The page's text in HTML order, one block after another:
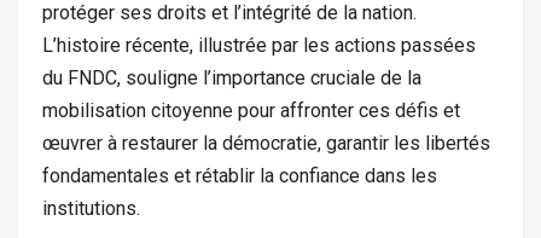
protéger ses droits et l’intégrité de la nation.
L’histoire récente, illustrée par les actions passées
du FNDC, souligne l’importance cruciale de la
mobilisation citoyenne pour affronter ces défis et
œuvrer à restaurer la démocratie, garantir les libertés
fondamentales et rétablir la confiance dans les
institutions.